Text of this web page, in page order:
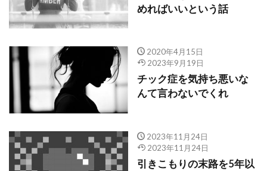
めればいいという話
2020年4月15日
2023年9月19日
チック症を気持ち悪いな
んて言わないでくれ
2023年11月24日
2023年11月24日
引きこもりの末路を5年以